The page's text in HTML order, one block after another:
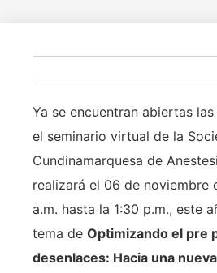
Ya se encuentran abiertas
el seminario virtual de la
Cundinamarquesa de
realizará el 06 de noviembre
a.m. hasta la 1:30 p.m., este
tema de Optimizando el pre
desenlaces: Hacia una